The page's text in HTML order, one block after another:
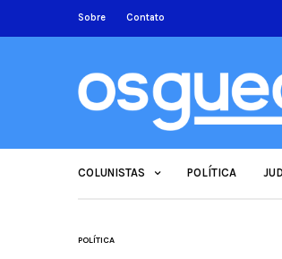
Sobre Contato
COLUNISTAS POLÍTICA
POLÍTICA